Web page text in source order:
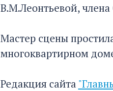
В.М.Леонтьевой,
Мастер сцены
многоквартирном
Редакция сайта